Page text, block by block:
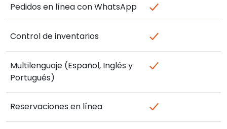
Pedidos en línea con WhatsApp
Control de inventarios
Multilenguaje (Español, Inglés y
Portugués)
Reservaciones en línea